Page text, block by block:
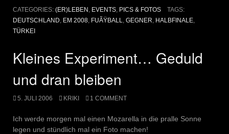
CATEGORIES: (ER)LEBEN , EVENTS, PICS & FOTOS
TAGS:
DEUTSCHLAND, EM 2008, FUÃŸBALL, GEGNER, HALBFINALE,
TÜRKEI
Kleines Experiment… Geduld
und dran bleiben
5. JULI 2006 KRIKI 1 COMMENT
Ich werde morgen mal einen Mozarella in die pralle Sonne
legen und stündlich mal ein Foto machen!